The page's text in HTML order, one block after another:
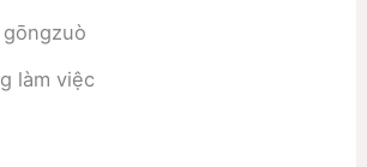
làm việc